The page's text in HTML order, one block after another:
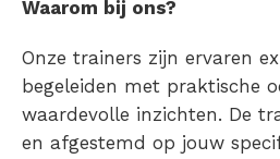
Waarom bij ons?
Onze trainers zijn ervaren
begeleiden met praktische
waardevolle inzichten. De
en afgestemd op jouw